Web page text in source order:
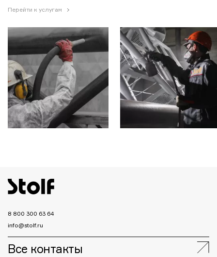
Перейти к услугам
8 800 300 63 64
info@stolf.ru
Все контакты